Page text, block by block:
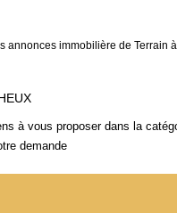
annonces immobilière de Terrain
à vous proposer dans la
demande